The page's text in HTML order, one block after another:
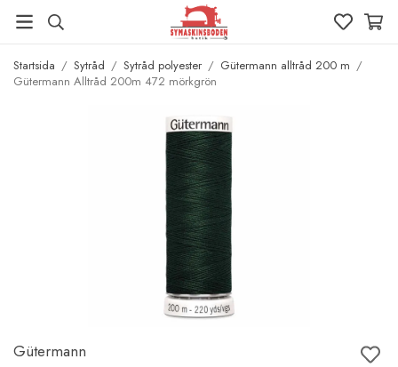
Startsida / Sytråd / Sytråd polyester / Gütermann alltråd 200 m /
Gütermann Alltråd 200m 472 mörkgrön
Gütermann